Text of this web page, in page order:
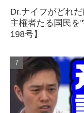
Dr.ナイフがどれ
主権者たる国民を
198号】